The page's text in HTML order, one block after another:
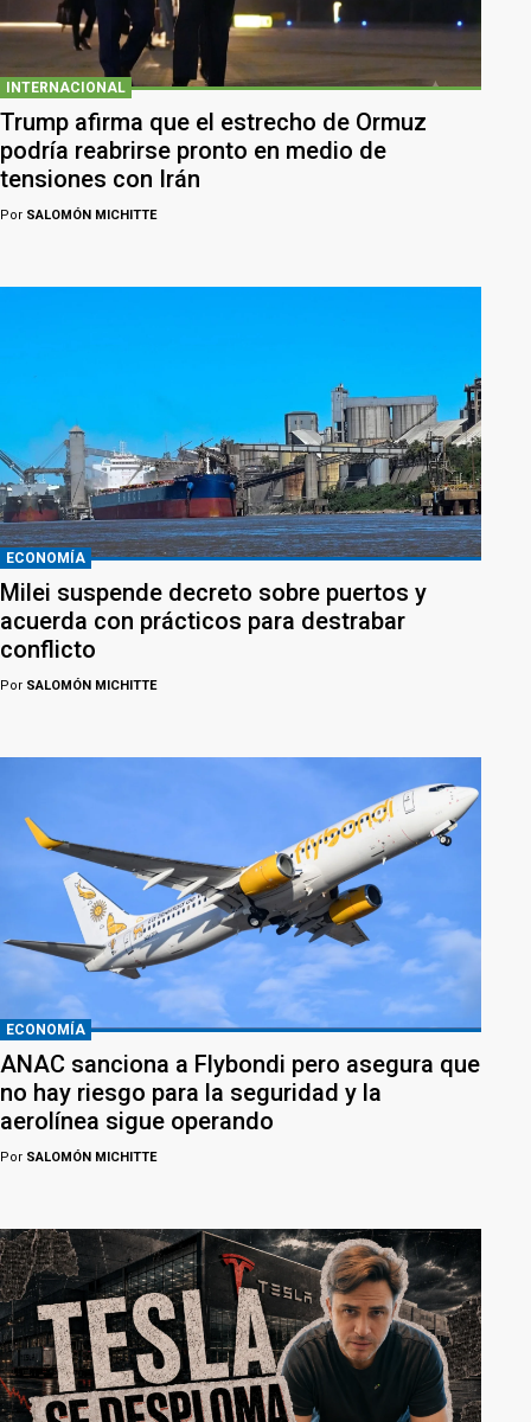
INTERNACIONAL
Trump afirma que el estrecho de Ormuz
podría reabrirse pronto en medio de
tensiones con Irán
Por SALOMÓN MICHITTE
ECONOMÍA
Milei suspende decreto sobre puertos y
acuerda con prácticos para destrabar
conflicto
Por SALOMÓN MICHITTE
ECONOMÍA
ANAC sanciona a Flybondi pero asegura que
no hay riesgo para la seguridad y la
aerolínea sigue operando
Por SALOMÓN MICHITTE